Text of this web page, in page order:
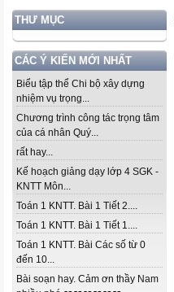
THƯ MỤC
CÁC Ý KIẾN MỚI NHẤT
Biểu tập thể Chi bộ xây dựng
nhiệm vụ trọng...
Chương trình công tác trọng tâm
của cá nhân Quý...
rất hay...
Kế hoạch giảng dạy lớp 4 SGK -
KNTT Môn...
Toán 1 KNTT. Bài 1 Tiết 2....
Toán 1 KNTT. Bài 1 Tiết 1....
Toán 1 KNTT. Bài Các số từ 0
đến 10...
Bài soạn hay. Cảm ơn thầy Nam